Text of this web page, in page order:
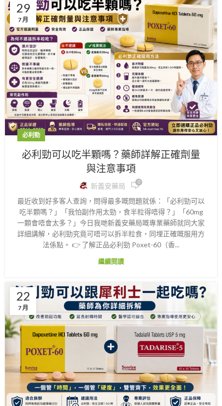
29
7 月
必利勁
必利勁可以吃半顆嗎？藥師詳解正確劑量
與注意事項
新義安藥局 0
最近收到好多客人查詢，問得最多嘅問題就係：「必利勁可以
吃半顆嗎？」「我怕副作用太勁，食半粒得唔得？」「60mg
一顆會唔會太多？」今日我哋新義安藥局嘅專業藥師就同大家
詳細講解，必利勁究竟可唔可以拆半粒食，同埋正確嘅服用方
法係點。 👉 了解正品必利勁 Poxet-60（香...
繼續閱讀
22
7 月